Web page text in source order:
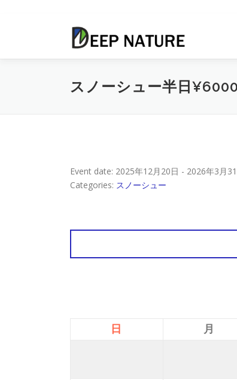
ン
スノーシュー半日
Event date: 2025年12月20日 - 2026年3月
Categories: スノーシュー
日 月